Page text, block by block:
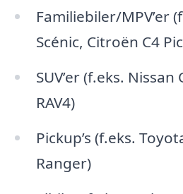
Familiebiler/MPV’er
Scénic, Citroën C4
SUV’er (f.eks.
RAV4)
Pickup’s (f.eks.
Ranger)